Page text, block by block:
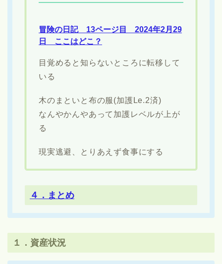
冒険の日記 13ページ目 2024年2月29
日 ここはどこ？
目覚めると知らないところに転移して
いる
木のまといと布の服(加護Le.2済)
なんやかんやあって加護レベルが上が
る
現実逃避、とりあえず食事にする
４．まとめ
１．資産状況